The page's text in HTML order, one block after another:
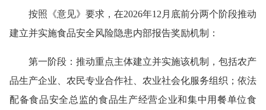
按照《意见》要求，在2026年12月底前分两个阶段推动
建立并实施食品安全风险隐患内部报告奖励机制：
第一阶段：推动重点主体建立并实施该机制，包括农产
品生产企业、农民专业合作社、农业社会化服务组织；依法
配备食品安全总监的食品生产经营企业和集中用餐单位食